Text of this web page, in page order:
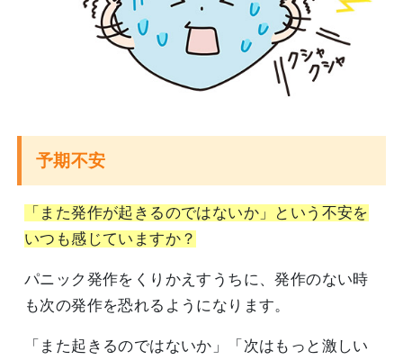
予期不安
「また発作が起きるのではないか」という不安を
いつも感じていますか？
パニック発作をくりかえすうちに、発作のない時
も次の発作を恐れるようになります。
「また起きるのではないか」「次はもっと激しい